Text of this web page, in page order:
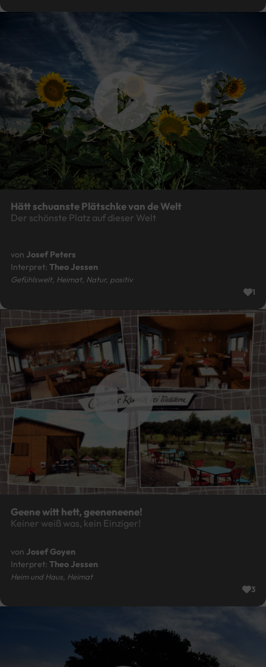
Hätt schuanste Plätschke van de Welt
Der schönste Platz auf dieser Welt
von Josef Peters
Interpret:Theo Jessen
Gefühlswelt, Heimat, Natur, positiv
1
Geene witt hett, geeneneene!
Keiner weiß was, kein Einziger!
von Josef Goyen
Interpret:Theo Jessen
Heim und Haus, Heimat
3